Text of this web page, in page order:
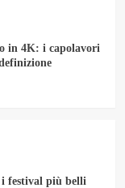
in 4K: i capolavori
festival più belli